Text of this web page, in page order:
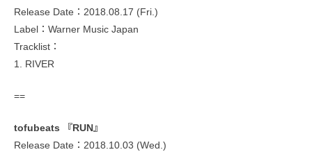
Release Date：2018.08.17 (Fri.)
Label：Warner Music Japan
Tracklist：
1. RIVER
==
tofubeats 『RUN』
Release Date：2018.10.03 (Wed.)